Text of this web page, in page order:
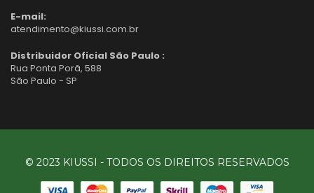
E-mail:
atendimento@kiussi.com.br
Distribuidor Oficial São Paulo :
Rua Ponta Porã, 588
São Paulo - SP
© 2023 KIUSSI - TODOS OS DIREITOS RESERVADOS